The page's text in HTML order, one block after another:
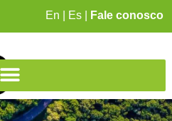
En Es Fale conosco